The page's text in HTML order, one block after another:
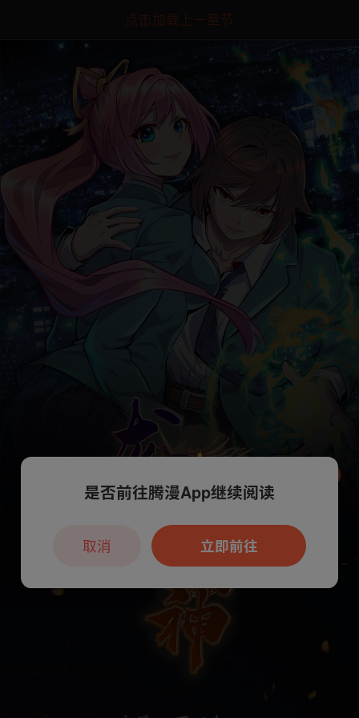
点击加载上一章节
本章节仅支持App阅读，可打开App新用
户7天免费看
是否前往腾漫App继续阅读
立即前往
取消